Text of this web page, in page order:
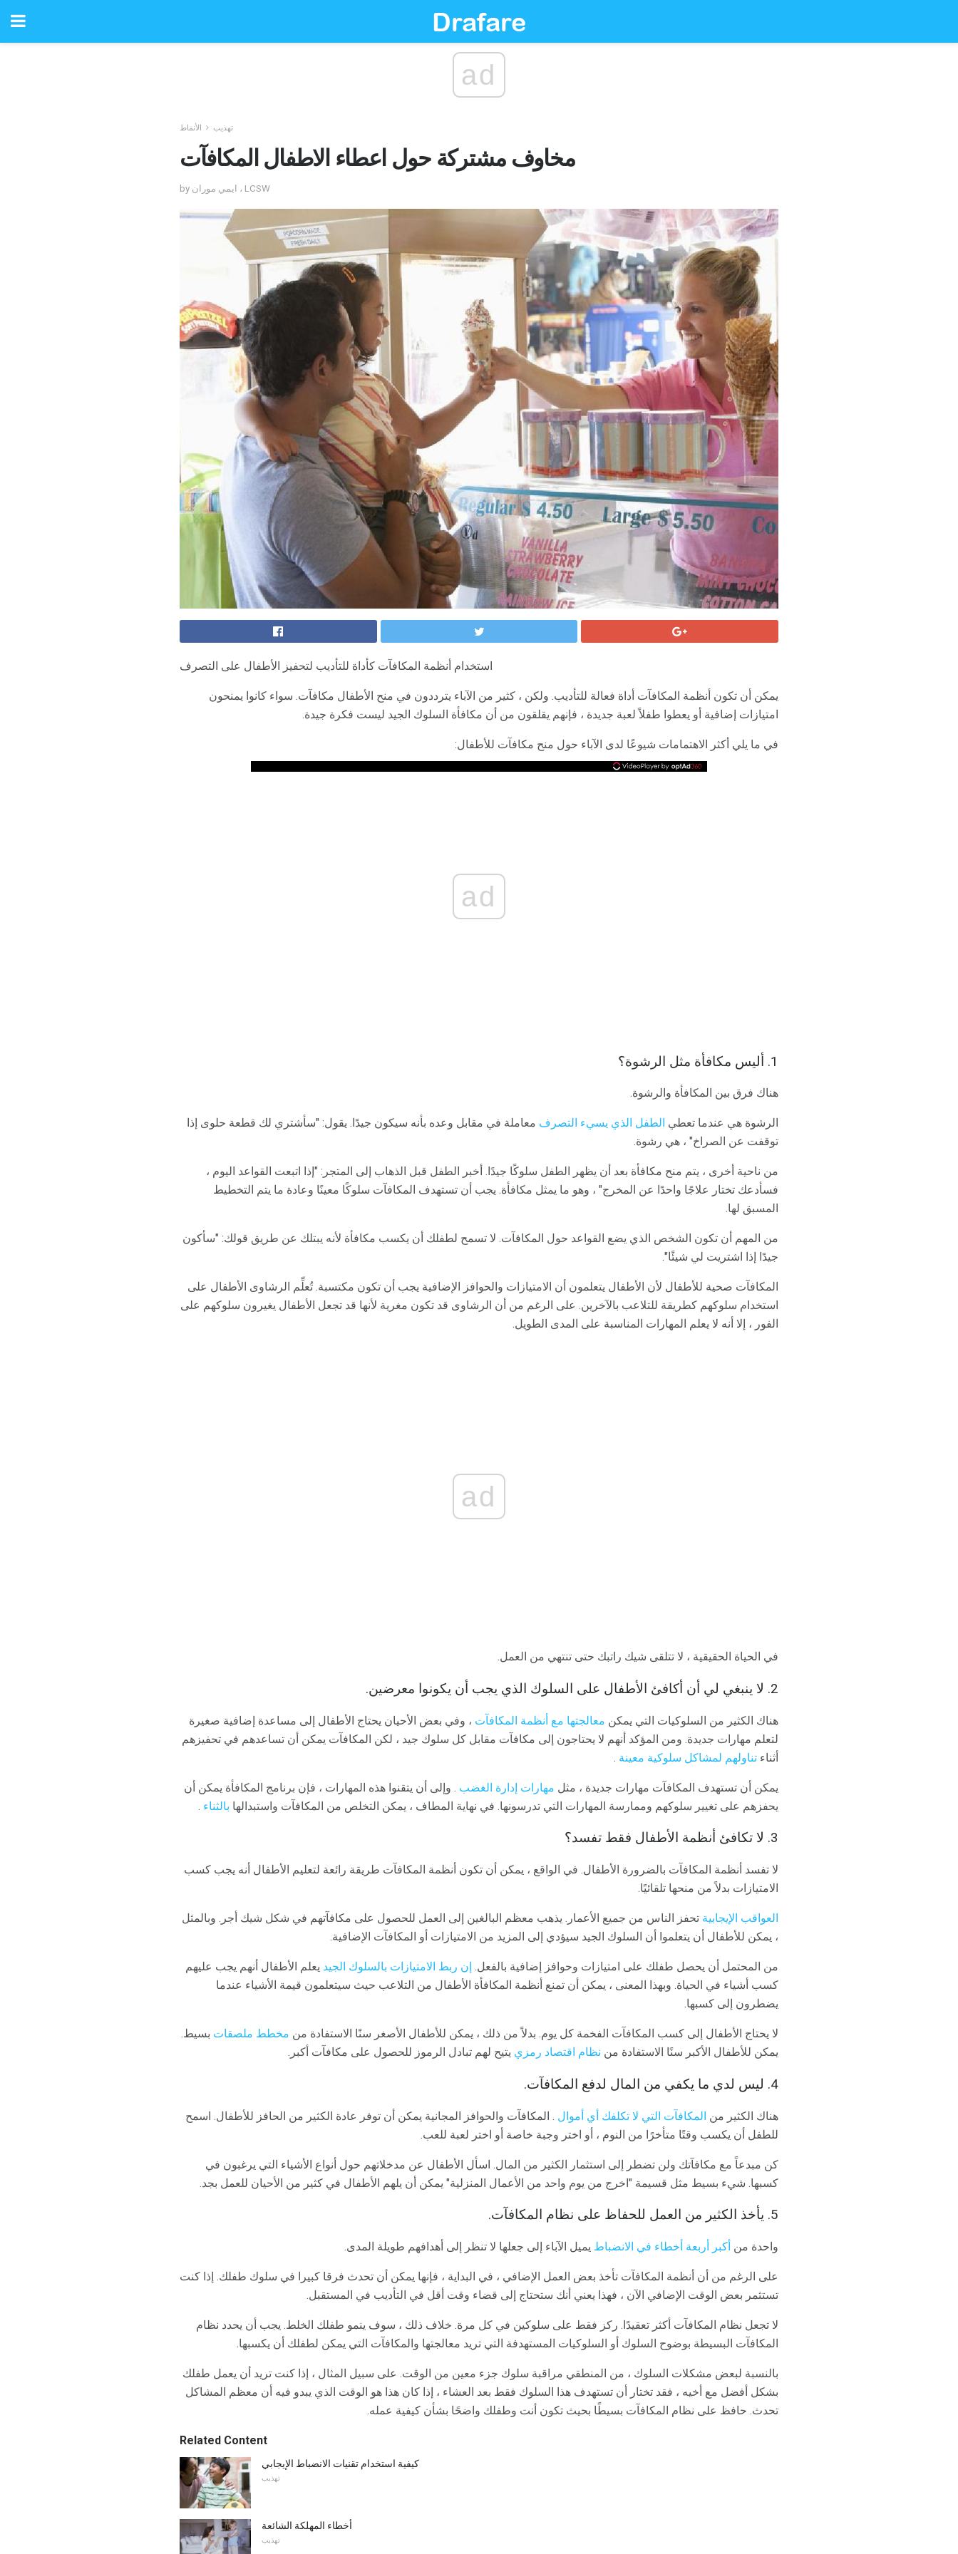
ad
تهذيب الأنماط
مخاوف مشتركة حول اعطاء الاطفال المكافآت
by ايمي موران ، LCSW
استخدام أنظمة المكافآت كأداة للتأديب لتحفيز الأطفال على التصرف
يمكن أن تكون أنظمة المكافآت أداة فعالة للتأديب. ولكن ، كثير من الآباء يترددون في منح الأطفال مكافآت. سواء كانوا يمنحون
امتيازات إضافية أو يعطوا طفلاً لعبة جديدة ، فإنهم يقلقون من أن مكافأة السلوك الجيد ليست فكرة جيدة.
في ما يلي أكثر الاهتمامات شيوعًا لدى الآباء حول منح مكافآت للأطفال:
ad
1. أليس مكافأة مثل الرشوة؟
هناك فرق بين المكافأة والرشوة.
الرشوة هي عندما تعطي الطفل الذي يسيء التصرف معاملة في مقابل وعده بأنه سيكون جيدًا. يقول: "سأشتري لك قطعة حلوى إذا
توقفت عن الصراخ" ، هي رشوة.
من ناحية أخرى ، يتم منح مكافأة بعد أن يظهر الطفل سلوكًا جيدًا. أخبر الطفل قبل الذهاب إلى المتجر: "إذا اتبعت القواعد اليوم ،
فسأدعك تختار علاجًا واحدًا عن المخرج" ، وهو ما يمثل مكافأة. يجب أن تستهدف المكافآت سلوكًا معينًا وعادة ما يتم التخطيط
المسبق لها.
من المهم أن تكون الشخص الذي يضع القواعد حول المكافآت. لا تسمح لطفلك أن يكسب مكافأة لأنه يبتلك عن طريق قولك: "سأكون
جيدًا إذا اشتريت لي شيئًا".
المكافآت صحية للأطفال لأن الأطفال يتعلمون أن الامتيازات والحوافز الإضافية يجب أن تكون مكتسبة. تُعلِّم الرشاوى الأطفال على
استخدام سلوكهم كطريقة للتلاعب بالآخرين. على الرغم من أن الرشاوى قد تكون مغرية لأنها قد تجعل الأطفال يغيرون سلوكهم على
الفور ، إلا أنه لا يعلم المهارات المناسبة على المدى الطويل.
ad
في الحياة الحقيقية ، لا تتلقى شيك راتبك حتى تنتهي من العمل.
2. لا ينبغي لي أن أكافئ الأطفال على السلوك الذي يجب أن يكونوا معرضين.
هناك الكثير من السلوكيات التي يمكن معالجتها مع أنظمة المكافآت ، وفي بعض الأحيان يحتاج الأطفال إلى مساعدة إضافية صغيرة
لتعلم مهارات جديدة. ومن المؤكد أنهم لا يحتاجون إلى مكافآت مقابل كل سلوك جيد ، لكن المكافآت يمكن أن تساعدهم في تحفيزهم
أثناء تناولهم لمشاكل سلوكية معينة .
يمكن أن تستهدف المكافآت مهارات جديدة ، مثل مهارات إدارة الغضب . وإلى أن يتقنوا هذه المهارات ، فإن برنامج المكافأة يمكن أن
يحفزهم على تغيير سلوكهم وممارسة المهارات التي تدرسونها. في نهاية المطاف ، يمكن التخلص من المكافآت واستبدالها بالثناء .
3. لا تكافئ أنظمة الأطفال فقط تفسد؟
لا تفسد أنظمة المكافآت بالضرورة الأطفال. في الواقع ، يمكن أن تكون أنظمة المكافآت طريقة رائعة لتعليم الأطفال أنه يجب كسب
الامتيازات بدلاً من منحها تلقائيًا.
العواقب الإيجابية تحفز الناس من جميع الأعمار. يذهب معظم البالغين إلى العمل للحصول على مكافآتهم في شكل شيك أجر. وبالمثل
، يمكن للأطفال أن يتعلموا أن السلوك الجيد سيؤدي إلى المزيد من الامتيازات أو المكافآت الإضافية.
من المحتمل أن يحصل طفلك على امتيازات وحوافز إضافية بالفعل. إن ربط الامتيازات بالسلوك الجيد يعلم الأطفال أنهم يجب عليهم
كسب أشياء في الحياة. وبهذا المعنى ، يمكن أن تمنع أنظمة المكافأة الأطفال من التلاعب حيث سيتعلمون قيمة الأشياء عندما
يضطرون إلى كسبها.
لا يحتاج الأطفال إلى كسب المكافآت الفخمة كل يوم. بدلاً من ذلك ، يمكن للأطفال الأصغر سنًا الاستفادة من مخطط ملصقات بسيط.
يمكن للأطفال الأكبر سنًا الاستفادة من نظام اقتصاد رمزي يتيح لهم تبادل الرموز للحصول على مكافآت أكبر.
4. ليس لدي ما يكفي من المال لدفع المكافآت.
هناك الكثير من المكافآت التي لا تكلفك أي أموال . المكافآت والحوافز المجانية يمكن أن توفر عادة الكثير من الحافز للأطفال. اسمح
للطفل أن يكسب وقتًا متأخرًا من النوم ، أو اختر وجبة خاصة أو اختر لعبة للعب.
كن مبدعاً مع مكافآتك ولن تضطر إلى استثمار الكثير من المال. اسأل الأطفال عن مدخلاتهم حول أنواع الأشياء التي يرغبون في
كسبها. شيء بسيط مثل قسيمة "اخرج من يوم واحد من الأعمال المنزلية" يمكن أن يلهم الأطفال في كثير من الأحيان للعمل بجد.
5. يأخذ الكثير من العمل للحفاظ على نظام المكافآت.
واحدة من أكبر أربعة أخطاء في الانضباط يميل الآباء إلى جعلها لا تنظر إلى أهدافهم طويلة المدى.
على الرغم من أن أنظمة المكافآت تأخذ بعض العمل الإضافي ، في البداية ، فإنها يمكن أن تحدث فرقا كبيرا في سلوك طفلك. إذا كنت
تستثمر بعض الوقت الإضافي الآن ، فهذا يعني أنك ستحتاج إلى قضاء وقت أقل في التأديب في المستقبل.
لا تجعل نظام المكافآت أكثر تعقيدًا. ركز فقط على سلوكين في كل مرة. خلاف ذلك ، سوف ينمو طفلك الخلط. يجب أن يحدد نظام
المكافآت البسيطة بوضوح السلوك أو السلوكيات المستهدفة التي تريد معالجتها والمكافآت التي يمكن لطفلك أن يكسبها.
بالنسبة لبعض مشكلات السلوك ، من المنطقي مراقبة سلوك جزء معين من الوقت. على سبيل المثال ، إذا كنت تريد أن يعمل طفلك
بشكل أفضل مع أخيه ، فقد تختار أن تستهدف هذا السلوك فقط بعد العشاء ، إذا كان هذا هو الوقت الذي يبدو فيه أن معظم المشاكل
تحدث. حافظ على نظام المكافآت بسيطًا بحيث تكون أنت وطفلك واضحًا بشأن كيفية عمله.
Related Content
كيفية استخدام تقنيات الانضباط الإيجابي
تهذيب
أخطاء المهلكة الشائعة
تهذيب